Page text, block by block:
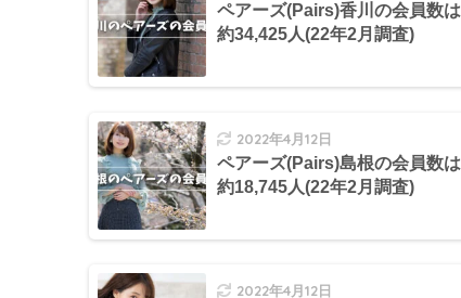
ペアーズ(Pairs)香川の会員数は
約34,425人(22年2月調査)
2022年4月12日
ペアーズ(Pairs)島根の会員数は
約18,745人(22年2月調査)
2022年4月12日